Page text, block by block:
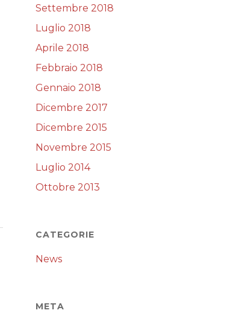
Settembre 2018
Luglio 2018
Aprile 2018
Febbraio 2018
Gennaio 2018
Dicembre 2017
Dicembre 2015
Novembre 2015
Luglio 2014
Ottobre 2013
CATEGORIE
News
META